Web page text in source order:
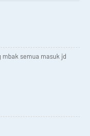
semua masuk jd